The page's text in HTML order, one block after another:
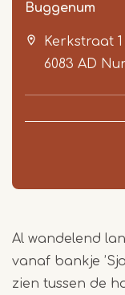
Buggenum
Kerkstraat 1
6083 AD
Al wandelend
vanaf bankje
zien tussen de